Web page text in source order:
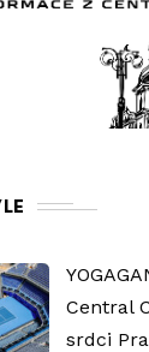
Central
srdci